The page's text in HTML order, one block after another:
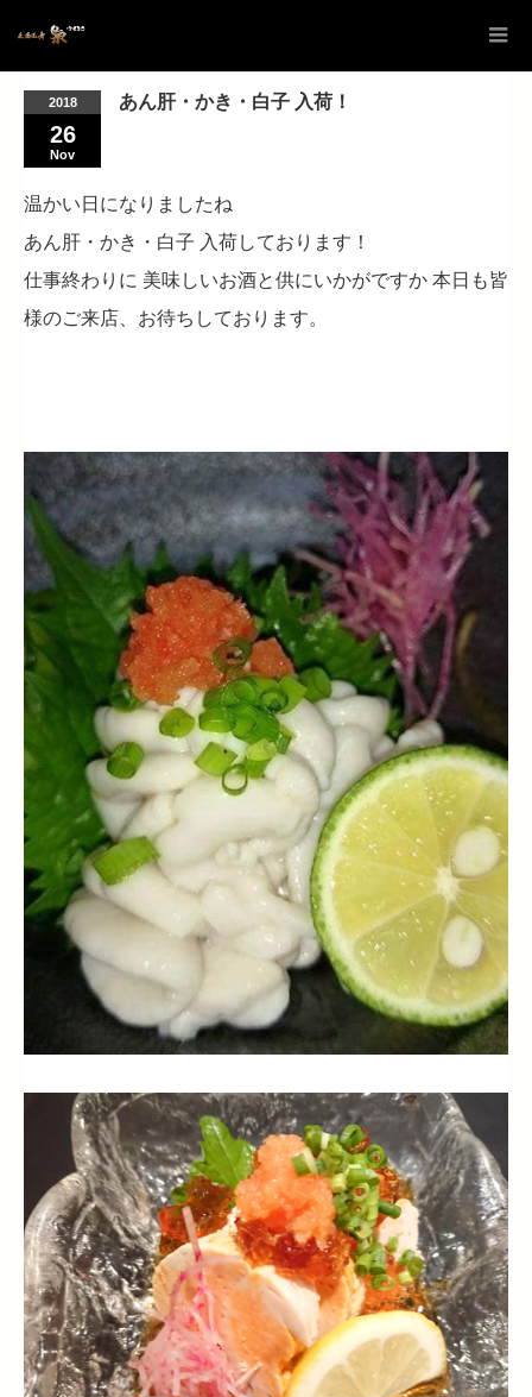
2018
26
Nov
あん肝・かき・白子 入荷！
温かい日になりましたね
あん肝・かき・白子 入荷しております！
仕事終わりに 美味しいお酒と供にいかがですか 本日も皆
様のご来店、お待ちしております。